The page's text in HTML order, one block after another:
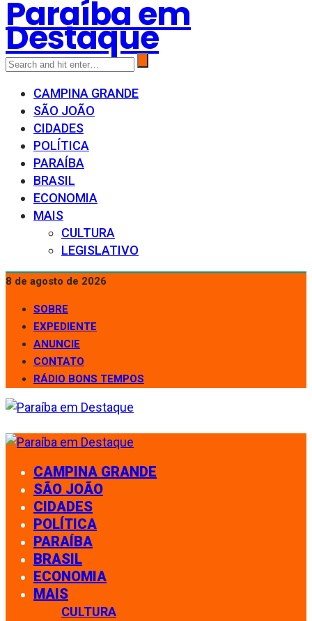
Paraíba em
Destaque
CAMPINA GRANDE
SÃO JOÃO
CIDADES
POLÍTICA
PARAÍBA
BRASIL
ECONOMIA
MAIS
CULTURA
LEGISLATIVO
8 de agosto de 2026
SOBRE
EXPEDIENTE
ANUNCIE
CONTATO
RÁDIO BONS TEMPOS
CAMPINA GRANDE
SÃO JOÃO
CIDADES
POLÍTICA
PARAÍBA
BRASIL
ECONOMIA
MAIS
CULTURA